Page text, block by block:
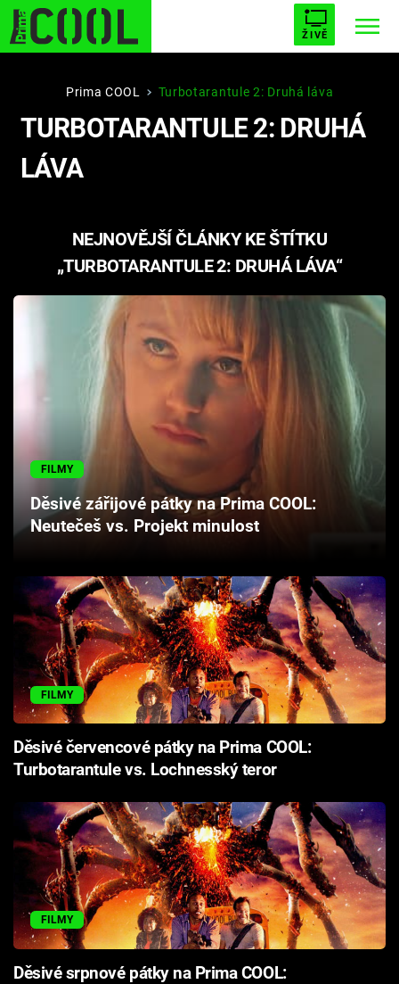
ŽIVĚ
STARHOUSE BUFFY, PŘEMOŽITELKA UPÍRŮ
ESCAPE PLNEJ KOTEL AVENGERS 5
Témata
Cool Esport
Pořady
TV Program
Přihlášení
Sledujte nás
Prima COOL Turbotarantule 2: Druhá láva
TURBOTARANTULE 2: DRUHÁ
LÁVA
NEJNOVĚJŠÍ ČLÁNKY KE ŠTÍTKU
„TURBOTARANTULE 2: DRUHÁ LÁVA“
FILMY
Děsivé zářijové pátky na Prima COOL:
Neutečeš vs. Projekt minulost
FILMY
Děsivé červencové pátky na Prima COOL:
Turbotarantule vs. Lochnesský teror
FILMY
Děsivé srpnové pátky na Prima COOL: